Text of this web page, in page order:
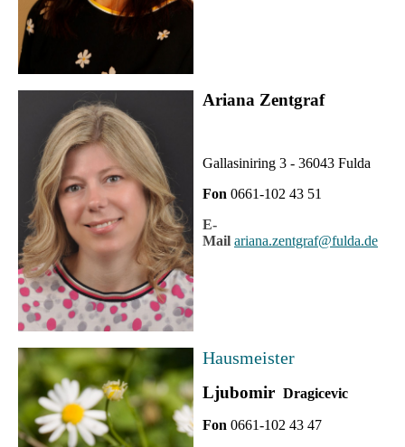
Ariana Zentgraf
Gallasiniring 3 - 36043 Fulda
Fon 0661-102 43 51
E-
Mail ariana.zentgraf@fulda.de
Hausmeister
Ljubomir Dragicevic
Fon 0661-102 43 47